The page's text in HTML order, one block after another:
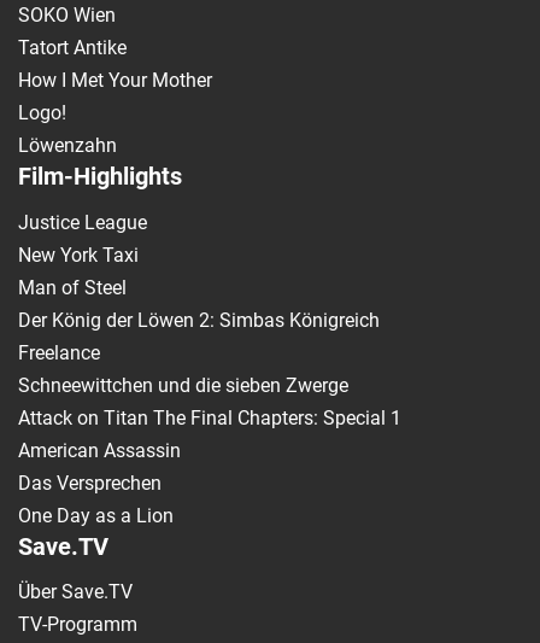
SOKO Wien
Tatort Antike
How I Met Your Mother
Logo!
Löwenzahn
Film-Highlights
Justice League
New York Taxi
Man of Steel
Der König der Löwen 2: Simbas Königreich
Freelance
Schneewittchen und die sieben Zwerge
Attack on Titan The Final Chapters: Special 1
American Assassin
Das Versprechen
One Day as a Lion
Save.TV
Über Save.TV
TV-Programm